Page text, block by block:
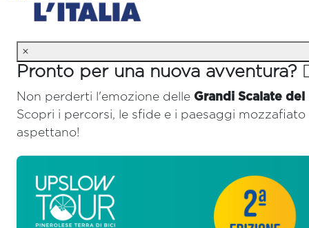
×
Pronto per una nuova avventura?
Non perderti l'emozione delle Grandi Scalate
Scopri i percorsi, le sfide e i paesaggi mozzafiato
aspettano!